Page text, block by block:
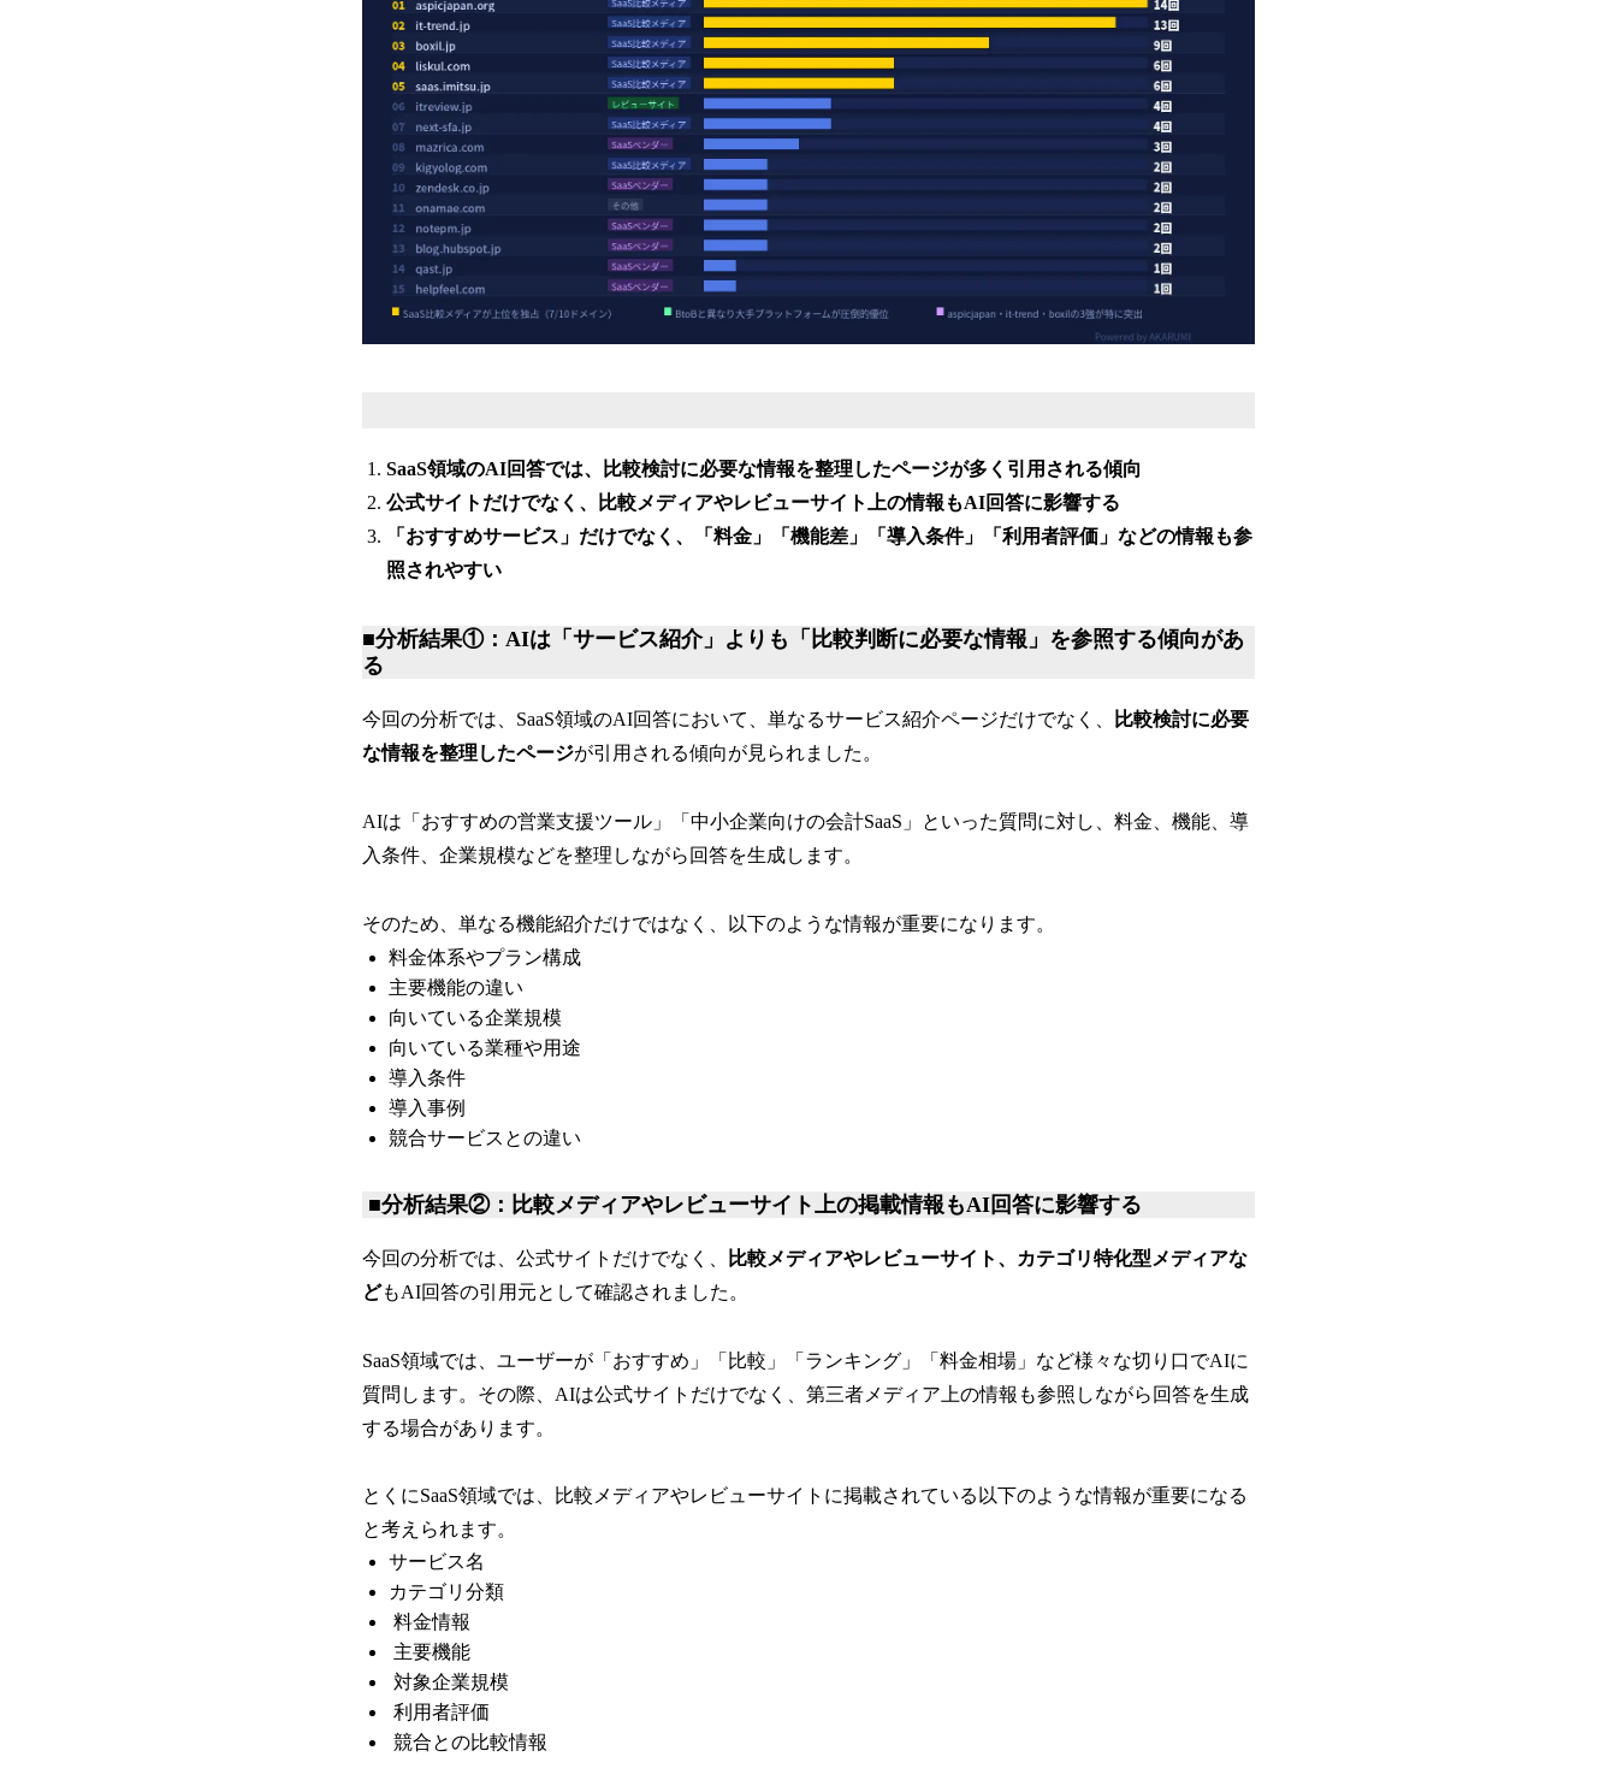
SaaS領域のAI回答では、比較検討に必要な情報を整理したページが多く引用される傾向
公式サイトだけでなく、比較メディアやレビューサイト上の情報もAI回答に影響する
「おすすめサービス」だけでなく、「料金」「機能差」「導入条件」「利用者評価」などの情報も参
照されやすい
■分析結果①：AIは「サービス紹介」よりも「比較判断に必要な情報」を参照する傾向があ
る
今回の分析では、SaaS領域のAI回答において、単なるサービス紹介ページだけでなく、
比較検討に必要
な情報を整理したページが引用される傾向が見られました。
AIは「おすすめの営業支援ツール」「中小企業向けの会計SaaS」といった質問に対し、料金、機能、導
入条件、企業規模などを整理しながら回答を生成します。
そのため、単なる機能紹介だけではなく、以下のような情報が重要になります。
料金体系やプラン構成
主要機能の違い
向いている企業規模
向いている業種や用途
導入条件
導入事例
競合サービスとの違い
■分析結果②：比較メディアやレビューサイト上の掲載情報もAI回答に影響する
今回の分析では、公式サイトだけでなく、
比較メディアやレビューサイト、カテゴリ特化型メディアな
どもAI回答の引用元として確認されました。
SaaS領域では、ユーザーが「おすすめ」「比較」「ランキング」「料金相場」など様々な切り口でAIに
質問します。その際、AIは公式サイトだけでなく、第三者メディア上の情報も参照しながら回答を生成
する場合があります。
とくにSaaS領域では、比較メディアやレビューサイトに掲載されている以下のような情報が重要になる
と考えられます。
サービス名
カテゴリ分類
料金情報
主要機能
対象企業規模
利用者評価
競合との比較情報